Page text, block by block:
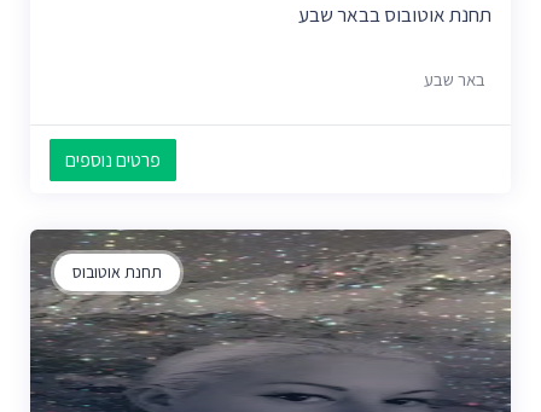
תחנת אוטובוס בבאר שבע
באר שבע
פרטים נוספים
תחנת אוטובוס